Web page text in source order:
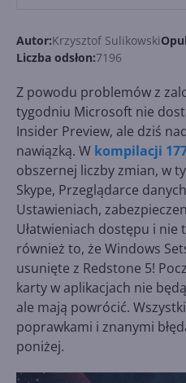
Autor:Krzysztof Sulikowski
Liczba odsłon:7196
Z powodu problemów z
tygodniu Microsoft nie
Insider Preview, ale dziś
nawiązką. W kompilacji
obszernej liczby zmian, w
Skype, Przeglądarce
Ustawieniach,
Ułatwieniach dostępu i nie
również to, że Windows
usunięte z Redstone 5!
karty w aplikacjach nie
ale mają powrócić.
poprawkami i znanymi
poniżej.